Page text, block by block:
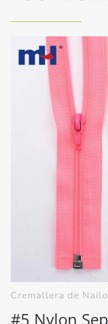
Cremallera de
#5 Nylon